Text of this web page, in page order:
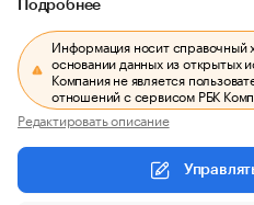
Подробнее
Информация носит справочный
основании данных из открытых
Компания не является
отношений с сервисом РБК
Редактировать описание